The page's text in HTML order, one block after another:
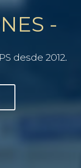
-
desde 2012.